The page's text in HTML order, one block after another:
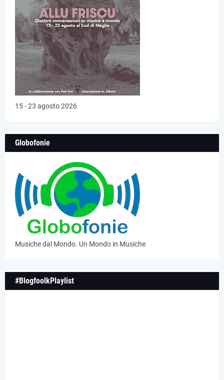
15 - 23 agosto 2026
Globofonie
Musiche dal Mondo. Un Mondo in Musiche
#BlogfoolkPlaylist